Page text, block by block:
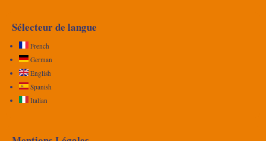
Sélecteur de langue
French
German
English
Spanish
Italian